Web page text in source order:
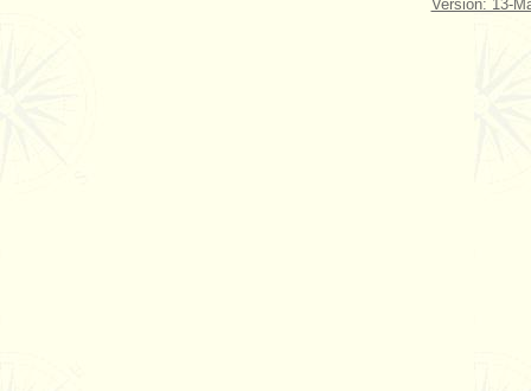
Version: 13-